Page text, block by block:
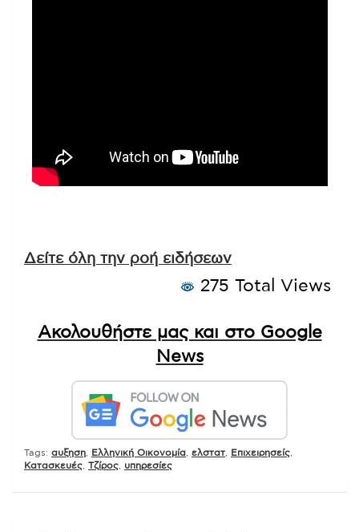
Δείτε όλη την ροή ειδήσεων
275 Total Views
Ακολουθήστε μας και στο Google
News
Tags: αυξηση Ελληνική Οικονομία ελστατ Επιχειρησείς
Κατασκευές Τζίρος υπηρεσίες